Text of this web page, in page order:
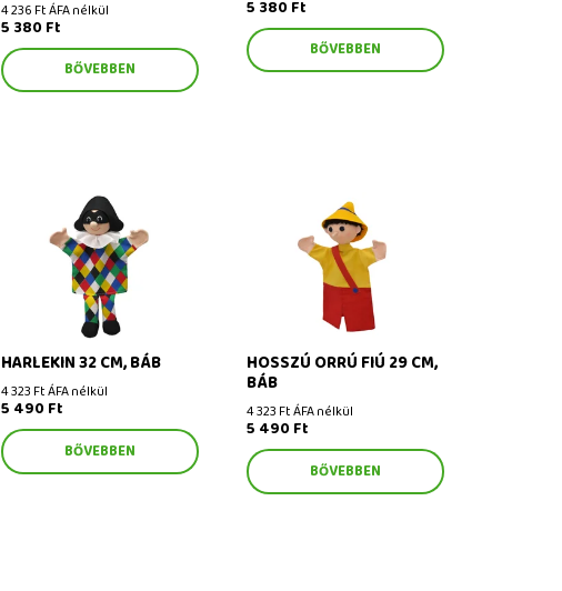
4 236 Ft ÁFA nélkül
5 380 Ft
BŐVEBBEN
5 380 Ft
BŐVEBBEN
Harlekin 32 cm, báb
HARLEKIN 32 CM, BÁB
4 323 Ft ÁFA nélkül
5 490 Ft
BŐVEBBEN
Hosszú orrú fiú 29 cm, báb
HOSSZÚ ORRÚ FIÚ 29 CM,
BÁB
4 323 Ft ÁFA nélkül
5 490 Ft
BŐVEBBEN